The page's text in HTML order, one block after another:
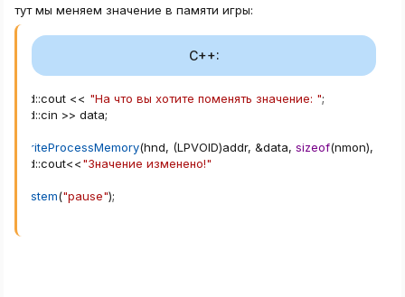
тут мы меняем значение в памяти игры:
C++:
std::cout << "На что вы хотите поменять значение: ";
std::cin >> data;
WriteProcessMemory(hnd, (LPVOID)addr, &data, sizeof(nmon),
std::cout<<"Значение изменено!"
system("pause");